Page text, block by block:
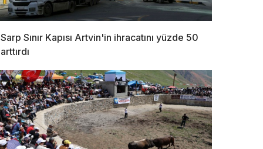
Sarp Sınır Kapısı Artvin'in ihracatını yüzde 50
arttırdı